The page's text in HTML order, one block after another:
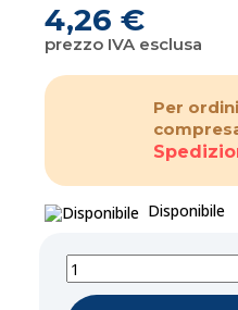
4,26 €
prezzo IVA esclusa
Per
Disponibile